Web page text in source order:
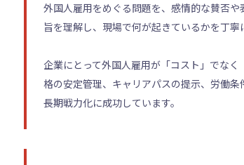
外国人雇用をめぐる問題を、感情的な賛否
旨を理解し、現場で何が起きているかを丁
企業にとって外国人雇用が「コスト」でな
格の安定管理、キャリアパスの提示、労働
長期戦力化に成功しています。